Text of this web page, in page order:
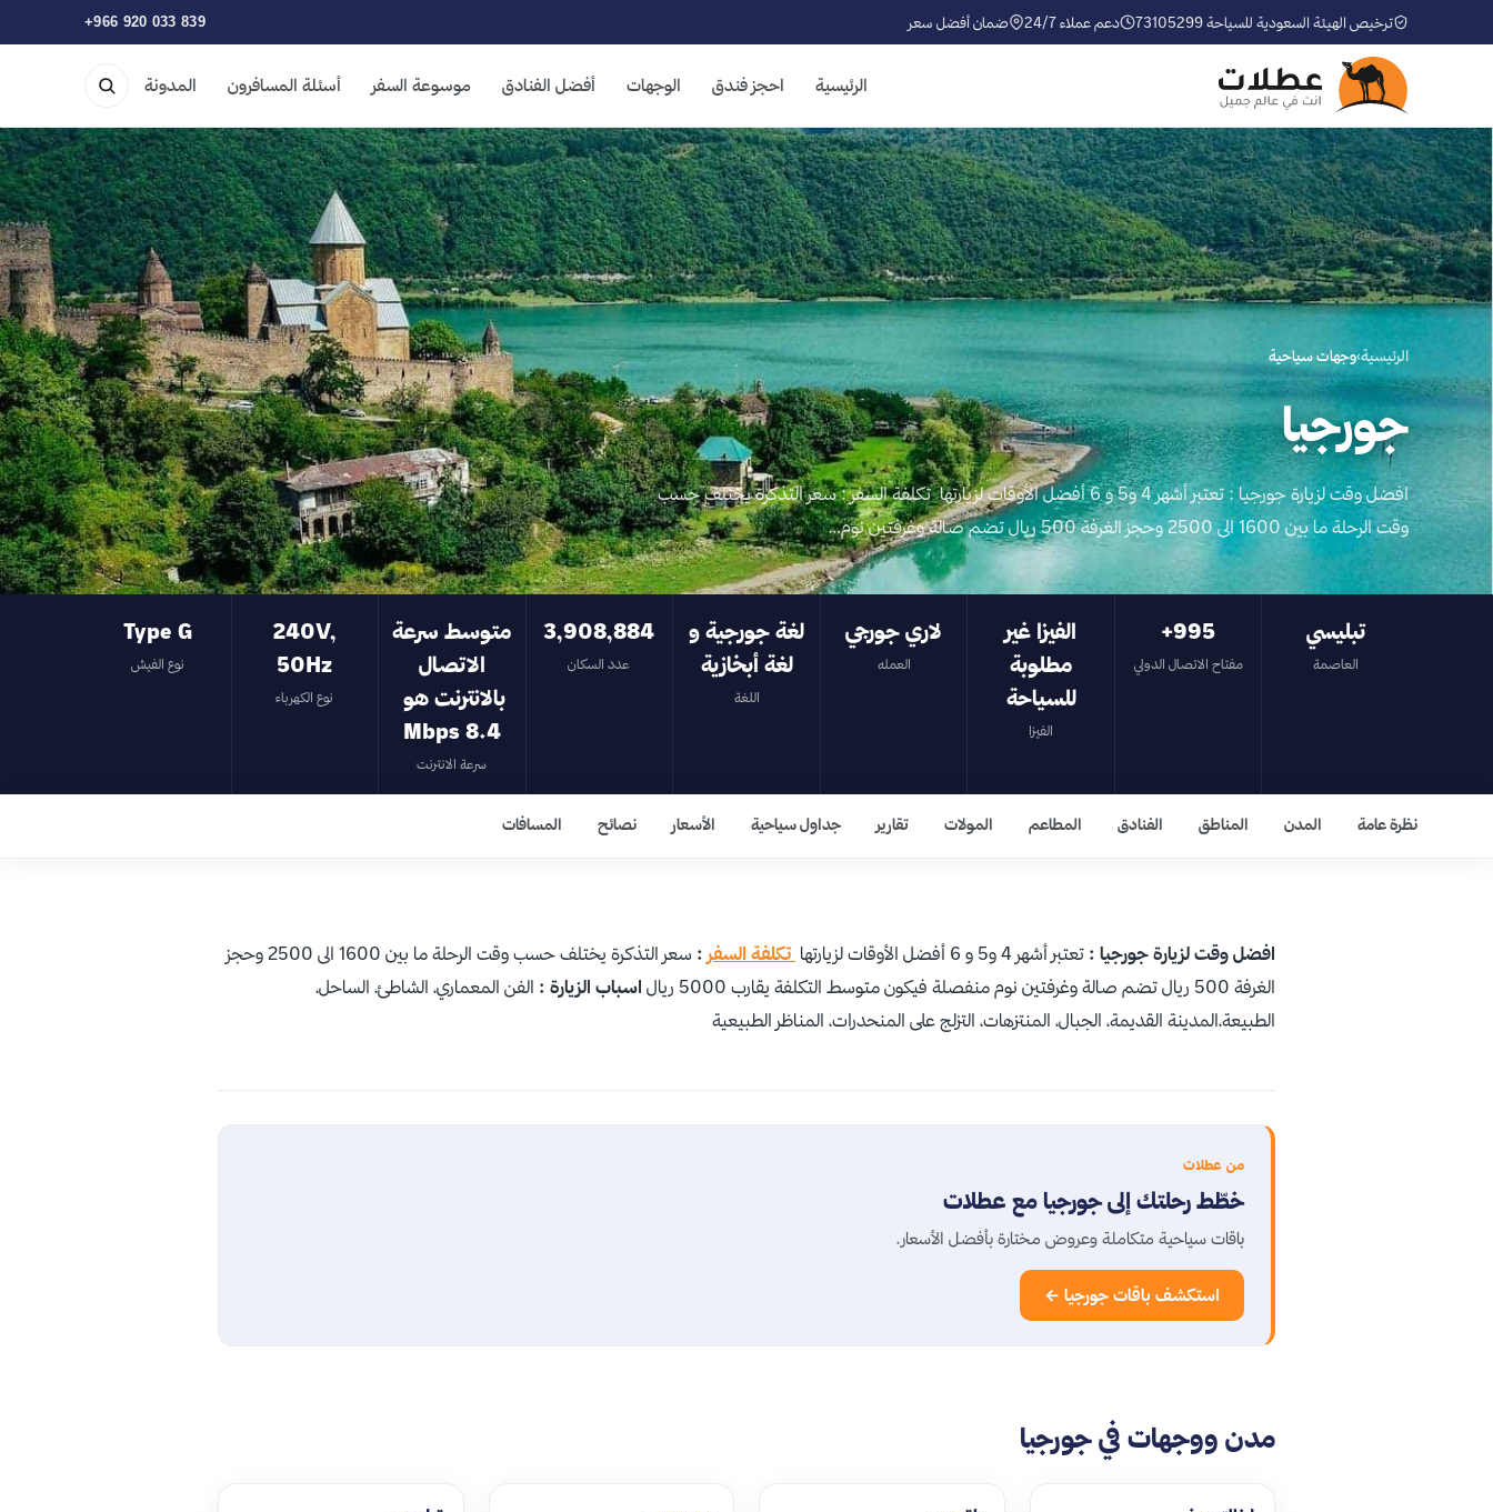
ترخيص الهيئة السعودية للسياحة 73105299 دعم عملاء 24/7 ضمان أفضل سعر +966 920 033 839
الرئيسية احجز فندق الوجهات أفضل الفنادق موسوعة السفر أسئلة المسافرون المدونة
الرئيسية›وجهات سياحية
جورجيا
افضل وقت لزيارة جورجيا : تعتبر أشهر 4 و5 و 6 أفضل الأوقات لزيارتها تكلفة السفر : سعر التذكرة يختلف حسب
وقت الرحلة ما بين 1600 الى 2500 وحجز الغرفة 500 ريال تضم صالة وغرفتين نوم…
تبليسي
العاصمة
995+
مفتاح الاتصال الدولي
الفيزا غير
مطلوبة
للسياحة
الفيزا
لاري جورجي
العمله
لغة جورجية و
لغة أبخازية
اللغة
3,908,884
عدد السكان
متوسط سرعة
الاتصال
8.4 Mbps
سرعة الانترنت
240V,
50Hz
نوع الكهرباء
Type G
نوع الفيش
نظرة عامة المدن المناطق الفنادق المطاعم المولات تقارير جداول سياحية الأسعار نصائح المسافات
افضل وقت لزيارة جورجيا : تعتبر أشهر 4 و5 و 6 أفضل الأوقات لزيارتها تكلفة السفر :
سعر التذكرة يختلف حسب وقت الرحلة ما بين 1600 الى 2500 وحجز
الغرفة 500 ريال تضم صالة وغرفتين نوم منفصلة فيكون متوسط التكلفة يقارب 5000 ريال
اسباب الزيارة : الفن المعماري، الشاطئ، الساحل،
الطبيعة،المدينة القديمة، الجبال، المنتزهات، التزلج على المنحدرات، المناظر الطبيعية
من عطلات
خطّط رحلتك إلى جورجيا مع عطلات
باقات سياحية متكاملة وعروض مختارة بأفضل الأسعار.
استكشف باقات جورجيا ←
مدن ووجهات في جورجيا